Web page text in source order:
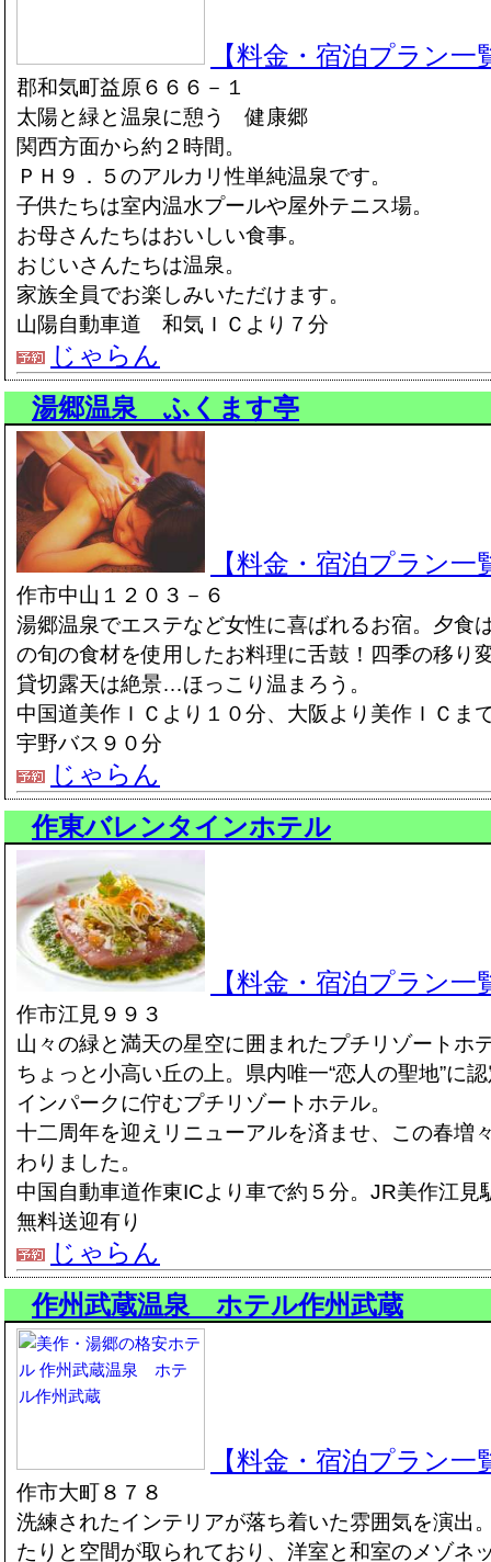
【料金・宿泊プラン一
郡和気町益原６６６－１
太陽と緑と温泉に憩う 健康郷
関西方面から約２時間。
ＰＨ９．５のアルカリ性単純温泉です。
子供たちは室内温水プールや屋外テニス場。
お母さんたちはおいしい食事。
おじいさんたちは温泉。
家族全員でお楽しみいただけます。
山陽自動車道 和気ＩＣより７分
じゃらん
湯郷温泉 ふくます亭
【料金・宿泊プラン一
作市中山１２０３－６
湯郷温泉でエステなど女性に喜ばれるお宿。夕食
の旬の食材を使用したお料理に舌鼓！四季の移り
貸切露天は絶景…ほっこり温まろう。
中国道美作ＩＣより１０分、大阪より美作ＩＣま
宇野バス９０分
じゃらん
作東バレンタインホテル
【料金・宿泊プラン一
作市江見９９３
山々の緑と満天の星空に囲まれたプチリゾートホ
ちょっと小高い丘の上。県内唯一“恋人の聖地”に
インパークに佇むプチリゾートホテル。
十二周年を迎えリニューアルを済ませ、この春増
わりました。
中国自動車道作東ICより車で約５分。JR美作江見
無料送迎有り
じゃらん
作州武蔵温泉 ホテル作州武蔵
【料金・宿泊プラン一
作市大町８７８
洗練されたインテリアが落ち着いた雰囲気を演出
たりと空間が取られており、洋室と和室のメゾネ